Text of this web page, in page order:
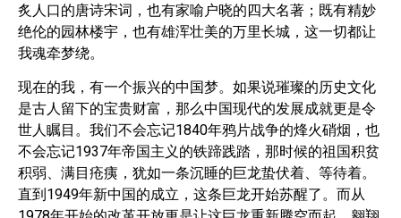
炙人口的唐诗宋词，也有家喻户晓的四大名著；既有精妙
绝伦的园林楼宇，也有雄浑壮美的万里长城，这一切都让
我魂牵梦绕。
现在的我，有一个振兴的中国梦。如果说璀璨的历史文化
是古人留下的宝贵财富，那么中国现代的发展成就更是令
世人瞩目。我们不会忘记1840年鸦片战争的烽火硝烟，也
不会忘记1937年帝国主义的铁蹄践踏，那时候的祖国积贫
积弱、满目疮痍，犹如一条沉睡的巨龙蛰伏着、等待着。
直到1949年新中国的成立，这条巨龙开始苏醒了。而从